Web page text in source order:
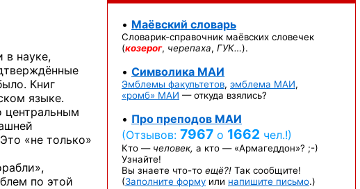
в науке,
Книг
языке.
центральным
«не только»
по этой
• Маёвский словарь
Словарик-справочник маёвских словечек
(козерог, черепаха, ГУК…).
• Символика МАИ
Эмблемы факультетов, эмблема МАИ,
«ромб» МАИ — откуда взялись?
• Про преподов МАИ
(Отзывов: 7967 о 1662 чел.!)
Кто — человек, а кто — «Армагеддон»? ;-)
Узнайте!
Вы знаете что-то ещё?! Так сообщите!
(Заполните форму или напишите письмо.)